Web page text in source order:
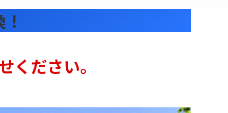
ださい。